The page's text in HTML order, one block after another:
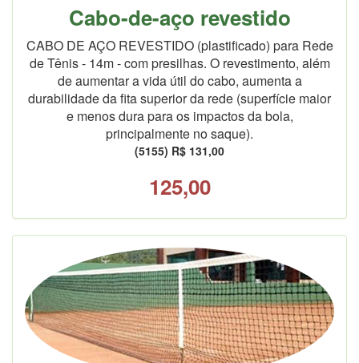
Cabo-de-aço revestido
CABO DE AÇO REVESTIDO (plastificado) para Rede
de Tênis - 14m - com presilhas. O revestimento, além
de aumentar a vida útil do cabo, aumenta a
durabilidade da fita superior da rede (superfície maior
e menos dura para os impactos da bola,
principalmente no saque).
(5155) R$ 131,00
125,00